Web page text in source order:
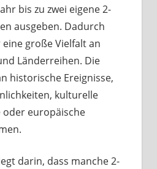
bis zu zwei eigene 2-
ausgeben. Dadurch
große Vielfalt an
Länderreihen. Die
historische Ereignisse,
kulturelle
oder europäische
darin, dass manche 2-